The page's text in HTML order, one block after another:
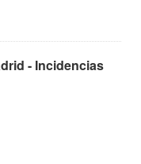
- Incidencias